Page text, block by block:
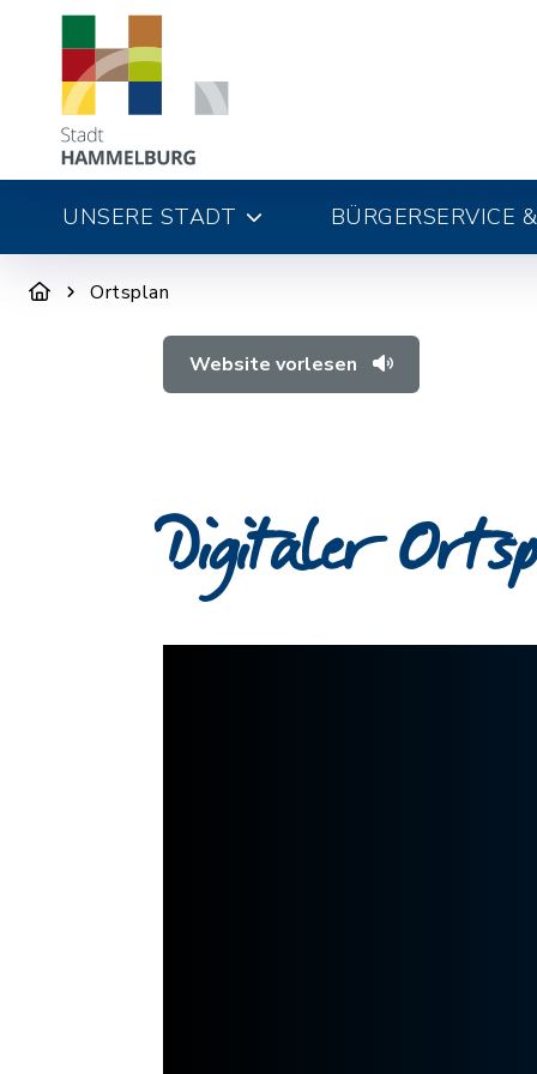
UNSERE STADT BÜRGERSERVICE
Ortsplan
Website vorlesen
Digitaler